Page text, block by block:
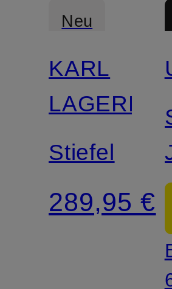
Neu
KARL
Stiefel
289,95 €